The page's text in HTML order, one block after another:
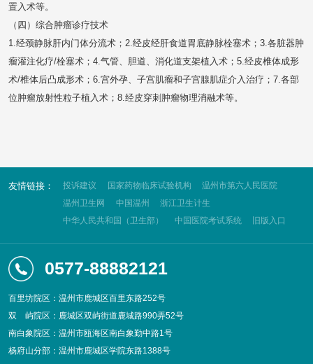
置入术等。
（四）综合肿瘤诊疗技术
1.经颈静脉肝内门体分流术；2.经皮经肝食道胃底静脉栓塞术；3.各脏器肿
瘤灌注化疗/栓塞术；4.气管、胆道、消化道支架植入术；5.经皮椎体成形
术/椎体后凸成形术；6.宫外孕、子宫肌瘤和子宫腺肌症介入治疗；7.各部
位肿瘤放射性粒子植入术；8.经皮穿刺肿瘤物理消融术等。
友情链接： 投诉建议 国家药物临床试验机构
温州市第六人民医院
温州卫生网
中国温州
浙江卫生计生
中华人民共和国（卫生部）
中国医院考试系统 旧版入口
0577-88882121
百里坊院区：温州市鹿城区百里东路252号
双
屿院区：鹿城区双屿街道鹿城路990弄52号
南白象院区：温州市瓯海区南白象勤中路1号
杨府山分部：温州市鹿城区学院东路1388号